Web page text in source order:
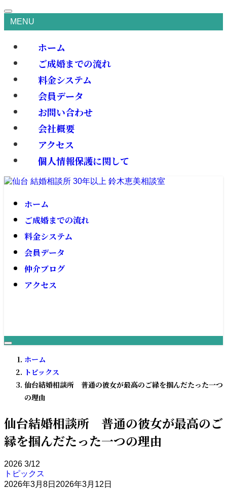
MENU
ホーム
ご成婚までの流れ
料金システム
会員データ
お問い合わせ
会社概要
アクセス
個人情報保護に関して
ホーム
ご成婚までの流れ
料金システム
会員データ
仲介ブログ
アクセス
ホーム
トピックス
仙台結婚相談所 普通の彼女が最高のご縁を掴んだたった一つ
の理由
仙台結婚相談所 普通の彼女が最高のご
縁を掴んだたった一つの理由
2026 3/12
トピックス
2026年3月8日 2026年3月12日